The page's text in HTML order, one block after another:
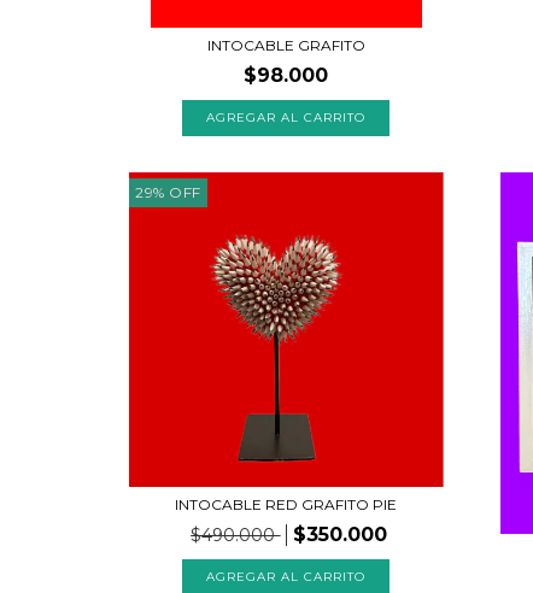
INTOCABLE GRAFITO
$98.000
AGREGAR AL CARRITO
29% OFF
INTOCABLE RED GRAFITO PIE
$490.000 $350.000